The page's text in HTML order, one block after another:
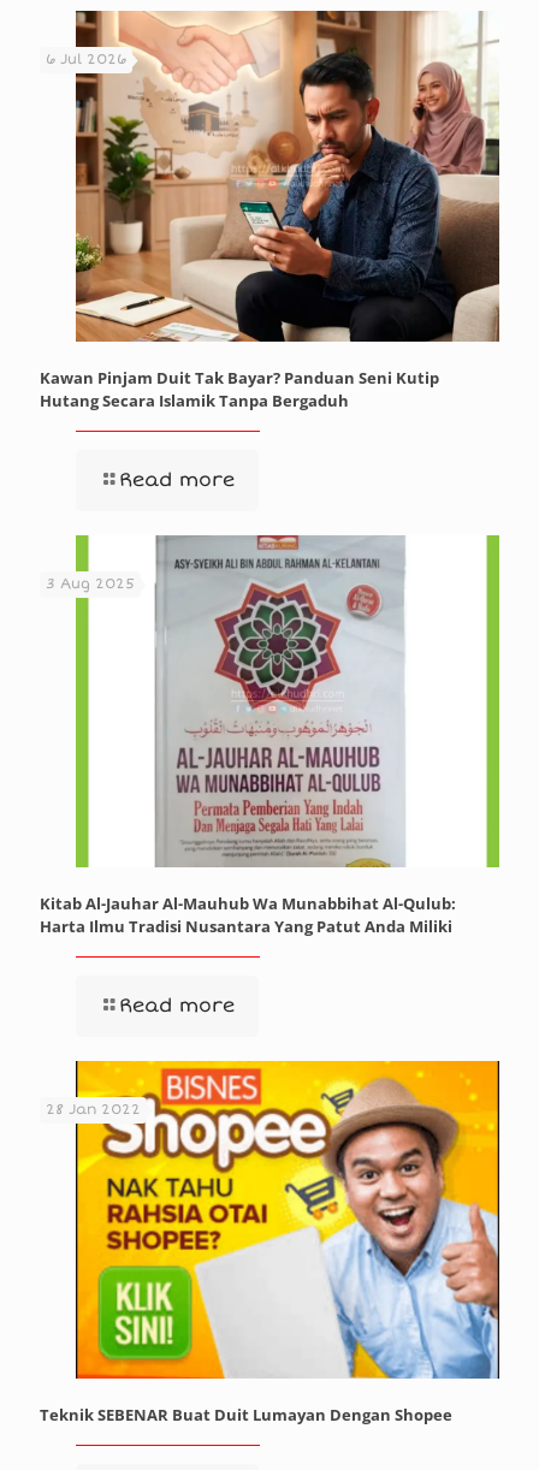
6 Jul 2026
Kawan Pinjam Duit Tak Bayar? Panduan Seni Kutip
Hutang Secara Islamik Tanpa Bergaduh
Read more
3 Aug 2025
Kitab Al-Jauhar Al-Mauhub Wa Munabbihat Al-Qulub:
Harta Ilmu Tradisi Nusantara Yang Patut Anda Miliki
Read more
28 Jan 2022
Teknik SEBENAR Buat Duit Lumayan Dengan Shopee